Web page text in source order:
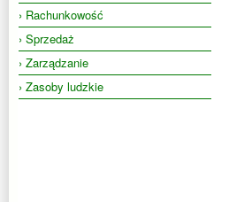
› Rachunkowość
› Sprzedaż
› Zarządzanie
› Zasoby ludzkie